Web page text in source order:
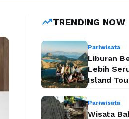
trending_upTRENDING NOW
Pariwisata
Liburan
Lebih
Island
Pariwisata
Wisata